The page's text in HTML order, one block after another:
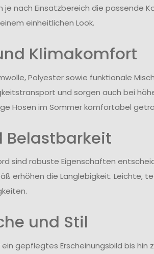
je nach Einsatzbereich die passende
einheitlichen Look.
Klimakomfort
Polyester sowie funktionale
und sorgen auch bei
Hosen im Sommer komfortabel
Belastbarkeit
sind robuste Eigenschaften
erhöhen die Langlebigkeit. Leichte,
und Stil
gepflegtes Erscheinungsbild bis